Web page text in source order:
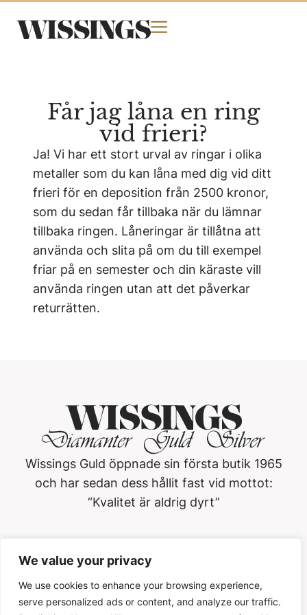
We value your privacy
We use cookies to enhance your browsing experience,
serve personalized ads or content, and analyze our traffic.
Får jag låna en ring
vid frieri?
Ja! Vi har ett stort urval av ringar i olika
metaller som du kan låna med dig vid ditt
frieri för en deposition från 2500 kronor,
som du sedan får tillbaka när du lämnar
tillbaka ringen. Låneringar är tillåtna att
använda och slita på om du till exempel
friar på en semester och din käraste vill
använda ringen utan att det påverkar
returrätten.
Wissings Guld öppnade sin första butik 1965
och har sedan dess hållit fast vid mottot:
“Kvalitet är aldrig dyrt”
Köpmangatan 3, 722 15, Västerås
021-13 01 20
Öppettider